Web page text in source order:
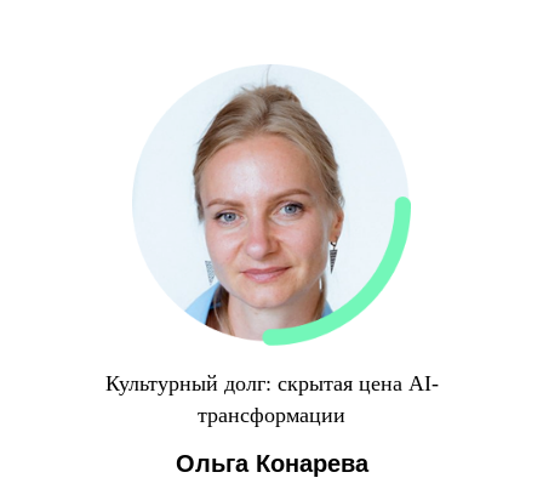
Культурный долг: скрытая цена AI-
трансформации
Ольга Конарева